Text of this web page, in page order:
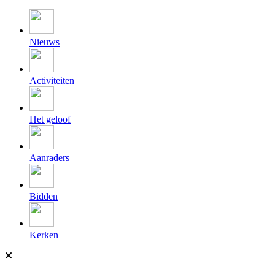
Nieuws
Activiteiten
Het geloof
Aanraders
Bidden
Kerken